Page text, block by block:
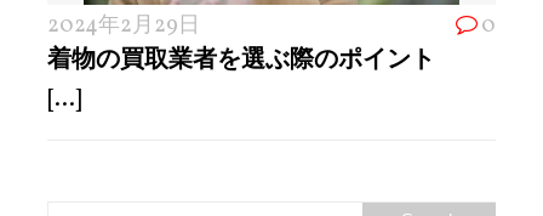
2024年2月29日 0
着物の買取業者を選ぶ際のポイント
[...]